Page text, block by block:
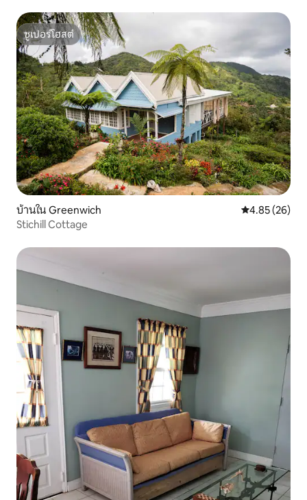
ซูเปอร์โฮสต์
ซูเปอร์โฮสต์
บ้านใน Greenwich คะแนนเฉลี่ย
4.85 (26)
Stichill Cottage